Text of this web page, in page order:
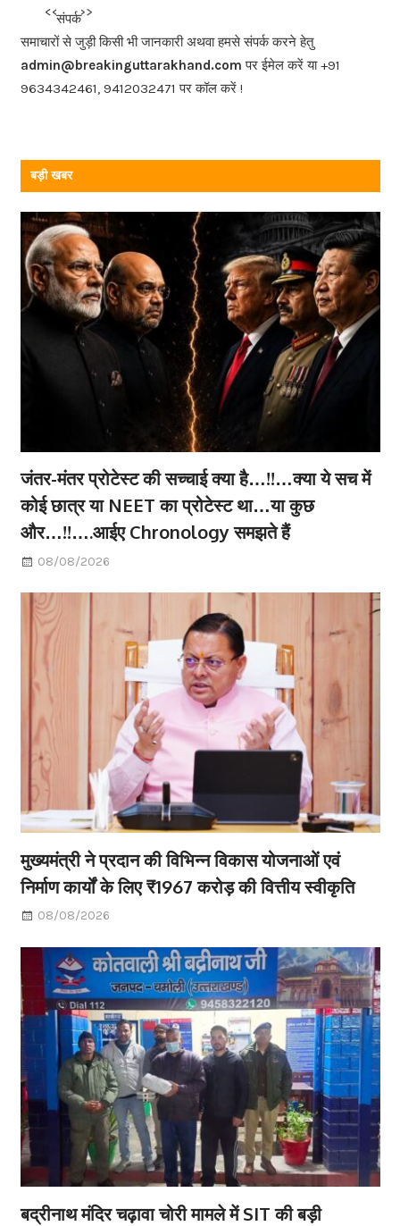
b
o
o
k
<<<
संपर्क
>>>
समाचारों से जुड़ी किसी भी जानकारी अथवा हमसे संपर्क करने हेतु
admin@breakinguttarakhand.com पर ईमेल करें या +91
9634342461, 9412032471 पर कॉल करें !
बड़ी खबर
जंतर-मंतर प्रोटेस्ट की सच्चाई क्या है…!!…क्या ये सच में
कोई छात्र या NEET का प्रोटेस्ट था…या कुछ
और…!!….आईए Chronology समझते हैं
08/08/2026
मुख्यमंत्री ने प्रदान की विभिन्न विकास योजनाओं एवं
निर्माण कार्यों के लिए ₹1967 करोड़ की वित्तीय स्वीकृति
08/08/2026
बद्रीनाथ मंदिर चढ़ावा चोरी मामले में SIT की बड़ी